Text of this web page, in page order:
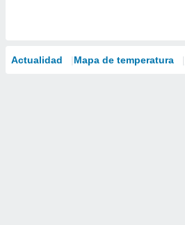
Actualidad Mapa de temperatura